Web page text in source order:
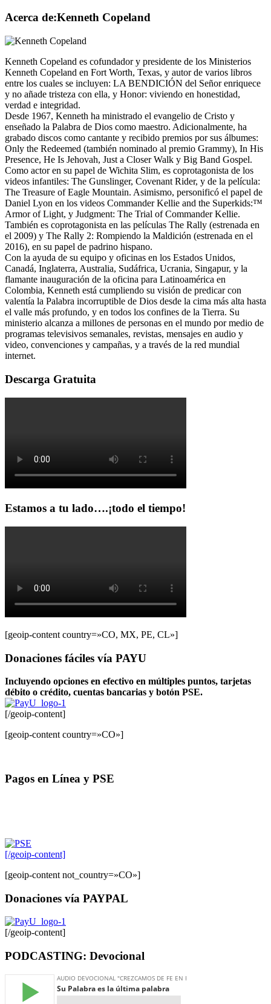
Acerca de:Kenneth Copeland
Kenneth Copeland es cofundador y presidente de los Ministerios
Kenneth Copeland en Fort Worth, Texas, y autor de varios libros
entre los cuales se incluyen: LA BENDICIÓN del Señor enriquece
y no añade tristeza con ella, y Honor: viviendo en honestidad,
verdad e integridad.
Desde 1967, Kenneth ha ministrado el evangelio de Cristo y
enseñado la Palabra de Dios como maestro. Adicionalmente, ha
grabado discos como cantante y recibido premios por sus álbumes:
Only the Redeemed (también nominado al premio Grammy), In His
Presence, He Is Jehovah, Just a Closer Walk y Big Band Gospel.
Como actor en su papel de Wichita Slim, es coprotagonista de los
videos infantiles: The Gunslinger, Covenant Rider, y de la película:
The Treasure of Eagle Mountain. Asimismo, personificó el papel de
Daniel Lyon en los videos Commander Kellie and the Superkids:™
Armor of Light, y Judgment: The Trial of Commander Kellie.
También es coprotagonista en las películas The Rally (estrenada en
el 2009) y The Rally 2: Rompiendo la Maldición (estrenada en el
2016), en su papel de padrino hispano.
Con la ayuda de su equipo y oficinas en los Estados Unidos,
Canadá, Inglaterra, Australia, Sudáfrica, Ucrania, Singapur, y la
flamante inauguración de la oficina para Latinoamérica en
Colombia, Kenneth está cumpliendo su visión de predicar con
valentía la Palabra incorruptible de Dios desde la cima más alta hasta
el valle más profundo, y en todos los confines de la Tierra. Su
ministerio alcanza a millones de personas en el mundo por medio de
programas televisivos semanales, revistas, mensajes en audio y
video, convenciones y campañas, y a través de la red mundial
internet.
Descarga Gratuita
Estamos a tu lado….¡todo el tiempo!
[geoip-content country=»CO, MX, PE, CL»]
Donaciones fáciles vía PAYU
Incluyendo opciones en efectivo en múltiples puntos, tarjetas
débito o crédito, cuentas bancarias y botón PSE.
[/geoip-content]
[geoip-content country=»CO»]
Pagos en Línea y PSE
[/geoip-content]
[geoip-content not_country=»CO»]
Donaciones vía PAYPAL
[/geoip-content]
PODCASTING: Devocional